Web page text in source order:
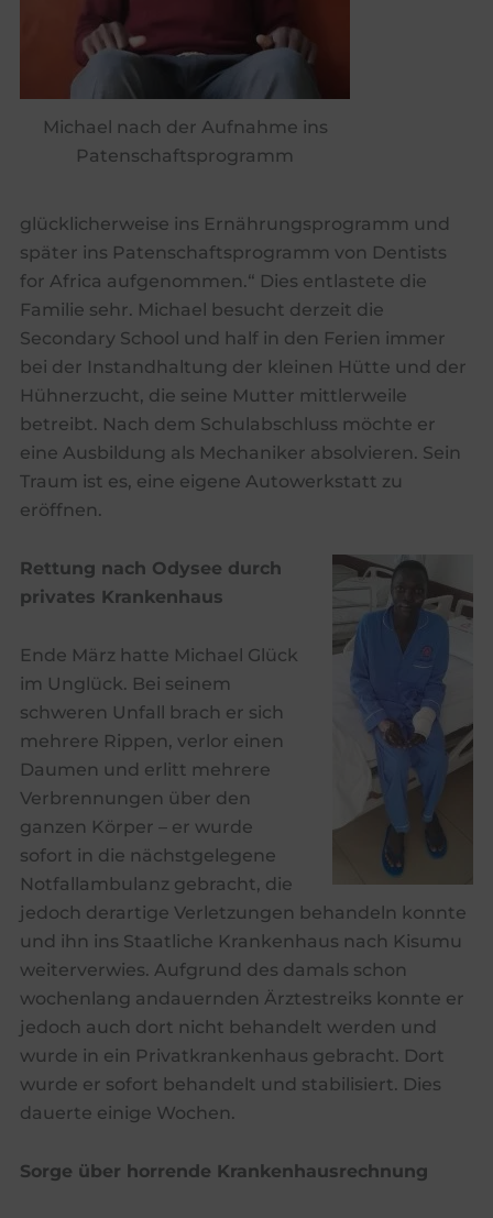
Michael nach der Aufnahme ins
Patenschaftsprogramm
glücklicherweise ins Ernährungsprogramm und
später ins Patenschaftsprogramm von Dentists
for Africa aufgenommen.“ Dies entlastete die
Familie sehr. Michael besucht derzeit die
Secondary School und half in den Ferien immer
bei der Instandhaltung der kleinen Hütte und der
Hühnerzucht, die seine Mutter mittlerweile
betreibt. Nach dem Schulabschluss möchte er
eine Ausbildung als Mechaniker absolvieren. Sein
Traum ist es, eine eigene Autowerkstatt zu
eröffnen.
Rettung nach Odysee durch
privates Krankenhaus
Ende März hatte Michael Glück
im Unglück. Bei seinem
schweren Unfall brach er sich
mehrere Rippen, verlor einen
Daumen und erlitt mehrere
Verbrennungen über den
ganzen Körper – er wurde
sofort in die nächstgelegene
Notfallambulanz gebracht, die
jedoch derartige Verletzungen behandeln konnte
und ihn ins Staatliche Krankenhaus nach Kisumu
weiterverwies. Aufgrund des damals schon
wochenlang andauernden Ärztestreiks konnte er
jedoch auch dort nicht behandelt werden und
wurde in ein Privatkrankenhaus gebracht. Dort
wurde er sofort behandelt und stabilisiert. Dies
dauerte einige Wochen.
Sorge über horrende Krankenhausrechnung